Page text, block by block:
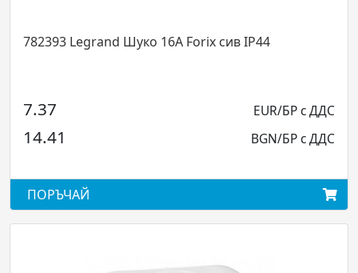
782393 Legrand Шуко 16А Forix сив IP44
7.37 EUR/БР с ДДС
14.41 BGN/БР с ДДС
ПОРЪЧАЙ